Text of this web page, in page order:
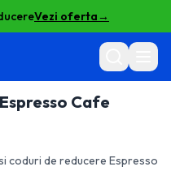
Vezi oferta→
Espresso Cafe
coduri de reducere Espresso